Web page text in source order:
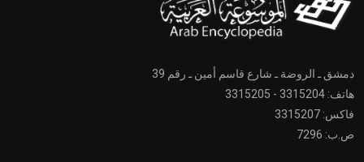
دمشق ـ الروضة ـ شارع قاسم أمين ـ رقم 39
هاتف: 3315204 - 3315205
فاكس: 3315207
ص.ب: 7296